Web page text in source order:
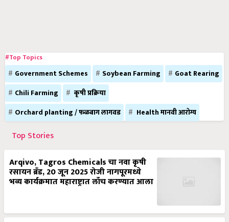
#Top Topics
Government Schemes Soybean Farming
Goat Rearing
Chili Farming
कृषी प्रक्रिया
Orchard planting / फळबाग लागवड
Health मानवी आरोग्य
Top Stories
Arqivo, Tagros Chemicals चा नवा कृषी
रसायन ब्रँड, 20 जून 2025 रोजी नागपूरमध्ये
भव्य कार्यक्रमात महाराष्ट्रात लाँच करण्यात आला